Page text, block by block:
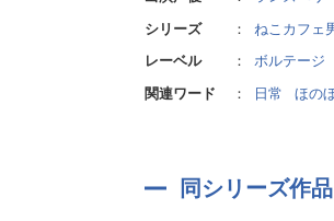
シリーズ
：
ねこカフェ
レーベル
：
ボルテージ
関連ワード
： 日常 ほの
同シリーズ作品